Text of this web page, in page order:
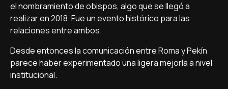
el nombramiento de obispos, algo que se llegó a
realizar en 2018. Fue un evento histórico para las
relaciones entre ambos.
Desde entonces la comunicación entre Roma y Pekín
parece haber experimentado una ligera mejoría a nivel
institucional.